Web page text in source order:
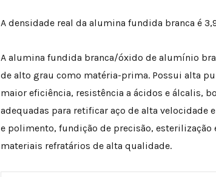
A densidade real da alumina fundida branca é
A alumina fundida branca/óxido de alumínio
de alto grau como matéria-prima. Possui alta
maior eficiência, resistência a ácidos e álcalis,
adequadas para retificar aço de alta velocidade
e polimento, fundição de precisão,
materiais refratários de alta qualidade.